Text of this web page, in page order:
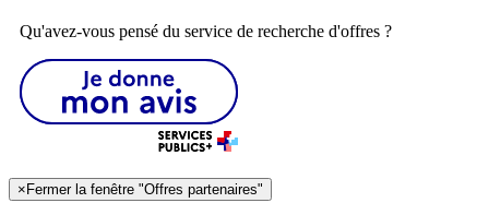
Qu'avez-vous pensé du service de recherche d'offres ?
×Fermer la fenêtre "Offres partenaires"